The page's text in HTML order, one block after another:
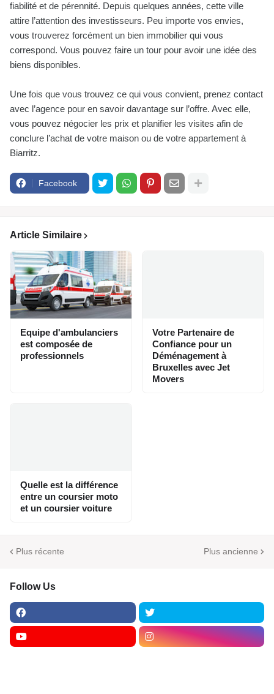
fiabilité et de pérennité. Depuis quelques années, cette ville
attire l’attention des investisseurs. Peu importe vos envies,
vous trouverez forcément un bien immobilier qui vous
correspond. Vous pouvez faire un tour pour avoir une idée des
biens disponibles.
Une fois que vous trouvez ce qui vous convient, prenez contact
avec l’agence pour en savoir davantage sur l’offre. Avec elle,
vous pouvez négocier les prix et planifier les visites afin de
conclure l’achat de votre maison ou de votre appartement à
Biarritz.
Facebook
Article Similaire
Equipe d'ambulanciers
est composée de
professionnels
Votre Partenaire de
Confiance pour un
Déménagement à
Bruxelles avec Jet
Movers
Quelle est la différence
entre un coursier moto
et un coursier voiture
Plus récente Plus ancienne
Follow Us